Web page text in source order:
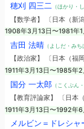
穂刈 四三二 （ほかり・
【数学者】 〔日本（新
1908年3月13日〜1981年1
吉田 法晴（よしだ・みち
【政治家】 〔日本（福
1911年3月13日〜1985年2
国分 一太郎（こくぶん
【教育評論家】 〔日本
1911年3月13日〜1992年6
メルビン＝ドレシャ